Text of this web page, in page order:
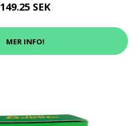
149.25 SEK
MER INFO!